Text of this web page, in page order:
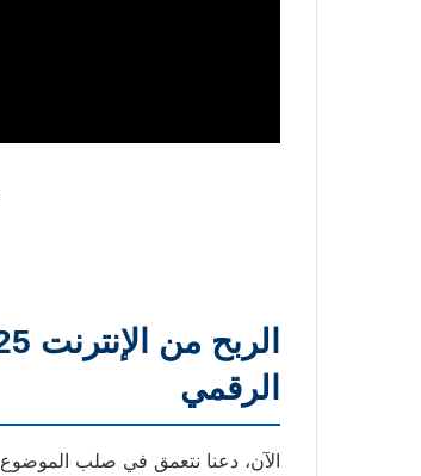
الرقمي